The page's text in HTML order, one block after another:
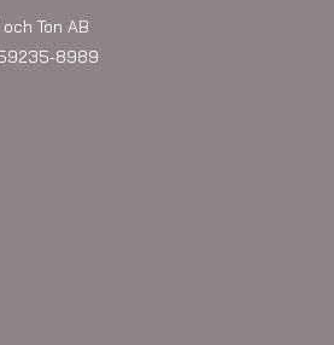
Ton AB
8989